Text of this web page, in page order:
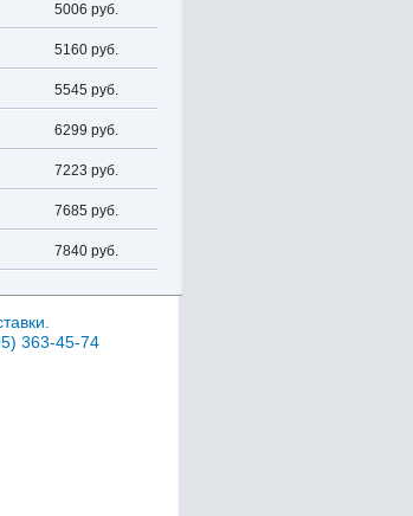
5006 руб.
5160 руб.
5545 руб.
6299 руб.
7223 руб.
7685 руб.
7840 руб.
363-45-74